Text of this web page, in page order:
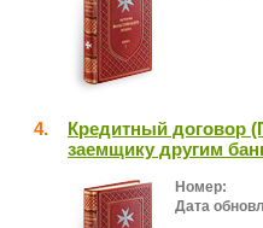
4.
Кредитный договор
заемщику другим
Номер:
Дата